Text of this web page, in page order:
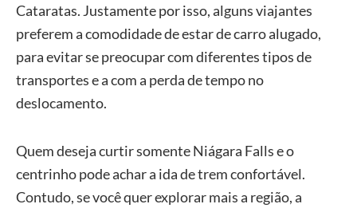
Cataratas. Justamente por isso, alguns viajantes
preferem a comodidade de estar de carro alugado,
para evitar se preocupar com diferentes tipos de
transportes e a com a perda de tempo no
deslocamento.
Quem deseja curtir somente Niágara Falls e o
centrinho pode achar a ida de trem confortável.
Contudo, se você quer explorar mais a região, a